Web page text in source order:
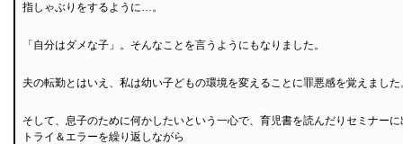
指しゃぶりをするように…。
「自分はダメな子」。そんなことを言うようにもなりました。
夫の転勤とはいえ、私は幼い子どもの環境を変えることに罪悪感を覚えました
そして、息子のために何かしたいという一心で、育児書を読んだりセミナーに
トライ＆エラーを繰り返しながら